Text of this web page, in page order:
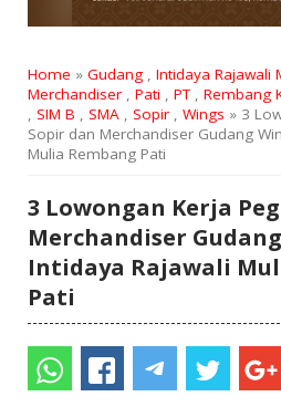
Home » Gudang, Intidaya Rajawali
Merchandiser, Pati , PT, Rembang
, SIM B , SMA, Sopir, Wings » 3
Sopir dan Merchandiser Gudang
Mulia Rembang Pati
3 Lowongan Kerja
Merchandiser
Intidaya Rajawali
Pati